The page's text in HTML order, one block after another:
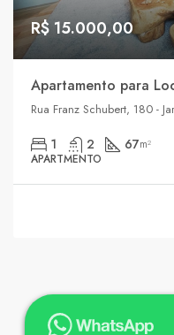
R$ 15.000,00
Apartamento para
Rua Franz Schubert, 180 -
1 2 67m²
APARTMENTO
1